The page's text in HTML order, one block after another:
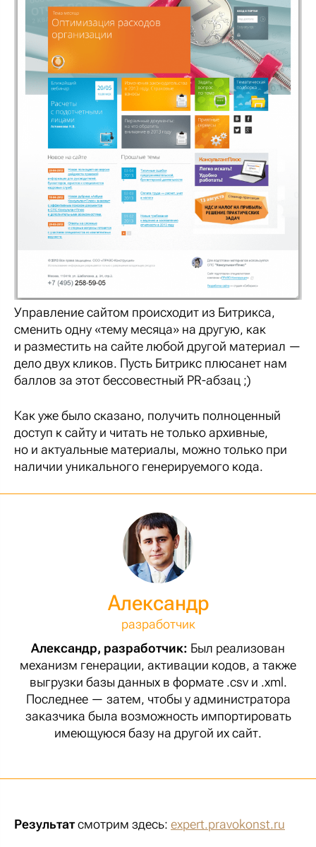
Управление сайтом происходит из Битрикса,
сменить одну «тему месяца» на другую, как
и разместить на сайте любой другой материал —
дело двух кликов. Пусть Битрикс плюсанет нам
баллов за этот бессовестный PR-абзац ;)
Как уже было сказано, получить полноценный
доступ к сайту и читать не только архивные,
но и актуальные материалы, можно только при
наличии уникального генерируемого кода.
Александр
разработчик
Александр, разработчик: Был реализован
механизм генерации, активации кодов, а также
выгрузки базы данных в формате .csv и .xml.
Последнее — затем, чтобы у администратора
заказчика была возможность импортировать
имеющуюся базу на другой их сайт.
Результатсмотрим здесь: expert.pravokonst.ru